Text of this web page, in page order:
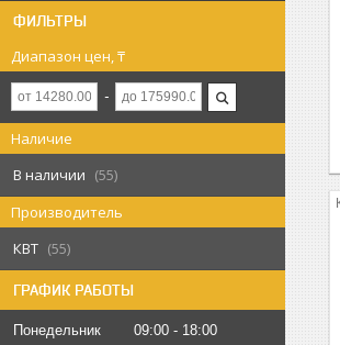
ФИЛЬТРЫ
Диапазон цен, ₸
Наличие
В наличии
55
Производитель
КВТ
55
ГРАФИК РАБОТЫ
Понедельник 09:00
18:00